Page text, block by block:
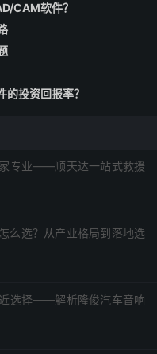
CAM软件？
投资回报率？
专业——顺天达一站式救援
选？从产业格局到落地选
选择——解析隆俊汽车音响